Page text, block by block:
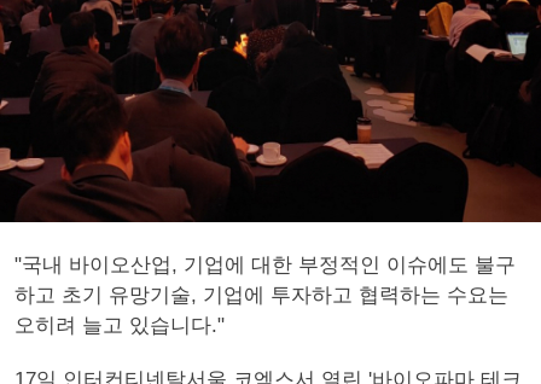
"국내 바이오산업, 기업에 대한 부정적인 이슈에도 불구
하고 초기 유망기술, 기업에 투자하고 협력하는 수요는
오히려 늘고 있습니다."